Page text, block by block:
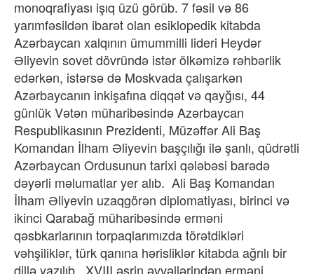
monoqrafiyası işıq üzü görüb. 7 fəsil və 86
yarımfəsildən ibarət olan esiklopedik kitabda
Azərbaycan xalqının ümummilli lideri Heydər
Əliyevin sovet dövründə istər ölkəmizə rəhbərlik
edərkən, istərsə də Moskvada çalışarkən
Azərbaycanın inkişafına diqqət və qayğısı, 44
günlük Vətən müharibəsində Azərbaycan
Respublikasının Prezidenti, Müzəffər Ali Baş
Komandan İlham Əliyevin başçılığı ilə şanlı, qüdrətli
Azərbaycan Ordusunun tarixi qələbəsi barədə
dəyərli məlumatlar yer alıb. Ali Baş Komandan
İlham Əliyevin uzaqgörən diplomatiyası, birinci və
ikinci Qarabağ müharibəsində erməni
qəsbkarlarının torpaqlarımızda törətdikləri
vəhşiliklər, türk qanına hərisliklər kitabda ağrılı bir
dillə yazılıb. XVIII əsrin əvvəllərindən erməni